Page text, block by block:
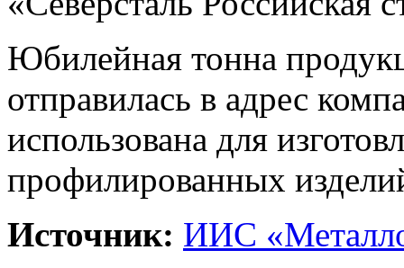
Юбилейная тонна
отправилась в адрес
использована для
профилированных
Источник: ИИС